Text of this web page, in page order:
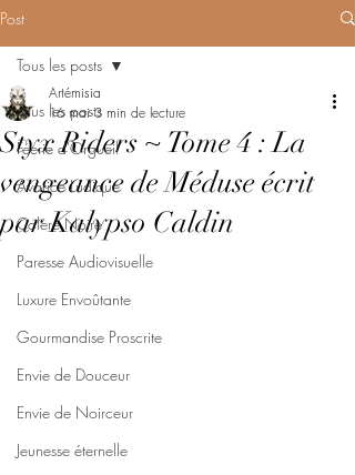
Post
Tous les posts
Féerie d'Orgueil
Avarice Ludique
Colère Noire
Paresse Audiovisuelle
Luxure Envoûtante
Gourmandise Proscrite
Envie de Douceur
Envie de Noirceur
Jeunesse éternelle
Tous les posts
Styx Riders ~ Tome 4 : La
vengeance de Méduse écrit
par Kalypso Caldin
Artémisia
16 mai 3 min de lecture